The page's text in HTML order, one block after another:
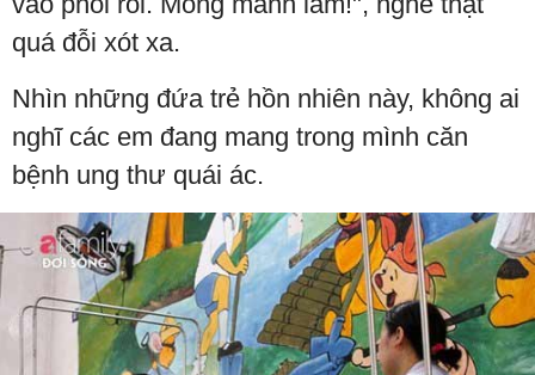
quá đỗi xót xa.
Nhìn những đứa trẻ hồn nhiên này, không ai
nghĩ các em đang mang trong mình căn
bệnh ung thư quái ác.